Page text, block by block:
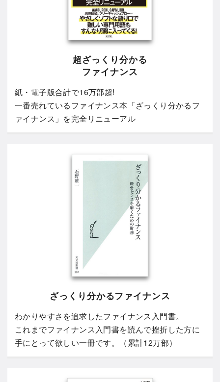
超ざっくり分かる
ファイナンス
紙・電子版合計で16万部超!
一番売れているファイナンス本「ざっくり分かるフ
ァイナンス」を完全リニューアル
ざっくり分かるファイナンス
わかりやすさを追求したファイナンス入門書。
これまでファイナンス入門書を読んで挫折した方に
手にとって欲しい一冊です。（累計12万部）